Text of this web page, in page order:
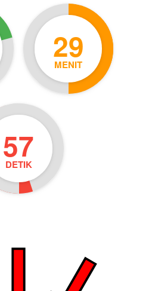
29
MENIT
55
DETIK